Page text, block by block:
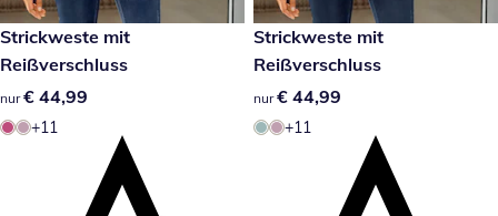
€ 44,99
Strickweste mit
Reißverschluss
€ 44,99
nur € 44,99
+11
€ 44,99
Strickweste mit
Reißverschluss
€ 44,99
nur € 44,99
+11